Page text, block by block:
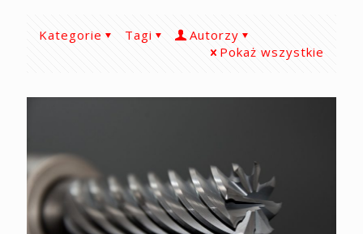
Kategorie Tagi
Autorzy
Pokaż wszystkie